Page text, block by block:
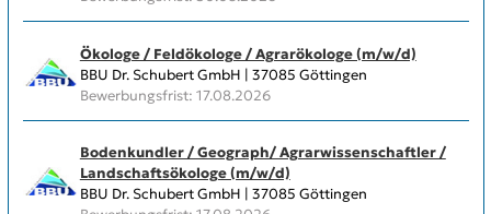
Ökologe / Feldökologe / Agrarökologe (m/w/d)
BBU Dr. Schubert GmbH | 37085 Göttingen
Bewerbungsfrist: 17.08.2026
Bodenkundler / Geograph/ Agrarwissenschaftler /
Landschaftsökologe (m/w/d)
BBU Dr. Schubert GmbH | 37085 Göttingen